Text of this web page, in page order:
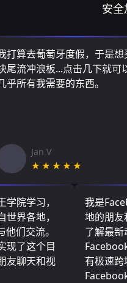
安
打算去葡萄牙度假，于是想
尾流冲浪板...点击几下就可
乎所有我需要的东西。
Jan V
★★★★★
院学习，
界各地，
们交流。
现了这个目
友聊天和视
我是
地的朋友
了解最新
有极速跨